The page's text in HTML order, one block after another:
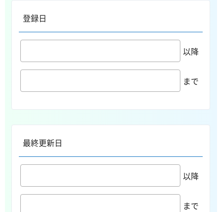
登録日
以降
まで
最終更新日
以降
まで